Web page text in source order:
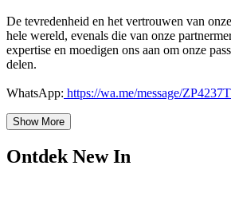
De tevredenheid en het vertrouwen van
hele wereld, evenals die van onze
expertise en moedigen ons aan om onze
delen.
WhatsApp: https://wa.me/message/
Show More
Ontdek New In